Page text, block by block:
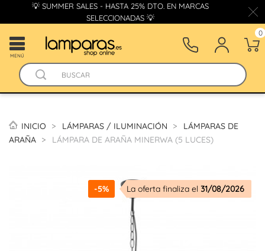
💡 SUMMER SALES - HASTA 25% DTO. EN MARCAS
SELECCIONADAS 💡
MENÚ
0
INICIO LÁMPARAS / ILUMINACIÓN
LÁMPARAS DE
ARAÑA
LÁMPARA DE ARAÑA MINERWA (5 LUCES)
-5% La oferta finaliza el 31/08/2026